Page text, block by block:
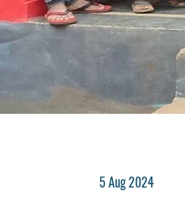
5 Aug 2024